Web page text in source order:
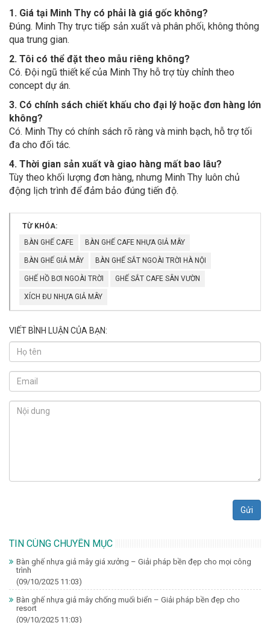
1. Giá tại Minh Thy có phải là giá gốc không?
Đúng. Minh Thy trực tiếp sản xuất và phân phối, không thông
qua trung gian.
2. Tôi có thể đặt theo mẫu riêng không?
Có. Đội ngũ thiết kế của Minh Thy hỗ trợ tùy chỉnh theo
concept dự án.
3. Có chính sách chiết khấu cho đại lý hoặc đơn hàng lớn
không?
Có. Minh Thy có chính sách rõ ràng và minh bạch, hỗ trợ tối
đa cho đối tác.
4. Thời gian sản xuất và giao hàng mất bao lâu?
Tùy theo khối lượng đơn hàng, nhưng Minh Thy luôn chủ
động lịch trình để đảm bảo đúng tiến độ.
TỪ KHÓA:
BÀN GHẾ CAFE
BÀN GHẾ CAFE NHỰA GIẢ MÂY
BÀN GHẾ GIẢ MÂY BÀN GHẾ SẮT NGOÀI TRỜI HÀ NỘI
GHẾ HỒ BƠI NGOÀI TRỜI GHẾ SẮT CAFE SÂN VƯỜN
XÍCH ĐU NHỰA GIẢ MÂY
VIẾT BÌNH LUẬN CỦA BẠN:
Gửi
TIN CÙNG CHUYÊN MỤC
Bàn ghế nhựa giả mây giá xưởng – Giải pháp bền đẹp cho mọi công
trình
(09/10/2025 11:03)
Bàn ghế nhựa giả mây chống muối biển – Giải pháp bền đẹp cho
resort
(09/10/2025 11:03)